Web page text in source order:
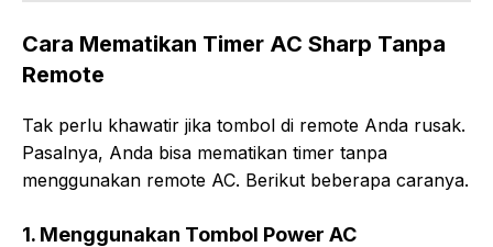
Cara Mematikan Timer AC Sharp Tanpa
Remote
Tak perlu khawatir jika tombol di remote Anda rusak.
Pasalnya, Anda bisa mematikan timer tanpa
menggunakan remote AC. Berikut beberapa caranya.
1. Menggunakan Tombol Power AC